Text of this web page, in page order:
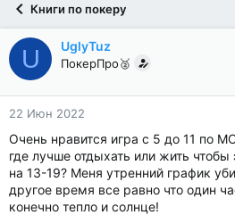
Книги по покеру
U UglyTuz
ПокерПро🥈
22 Июн 2022
Очень нравится игра с 5 до 11 по
где лучше отдыхать или жить
на 13-19? Меня утренний график
другое время все равно что один
конечно тепло и солнце!